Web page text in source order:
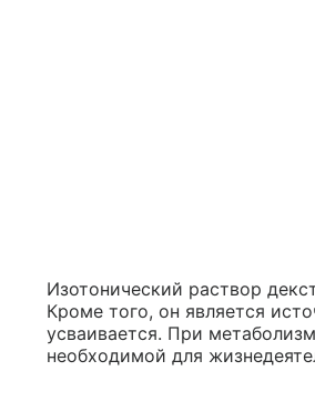
Изотонический раствор
Кроме того, он является
усваивается. При
необходимой для